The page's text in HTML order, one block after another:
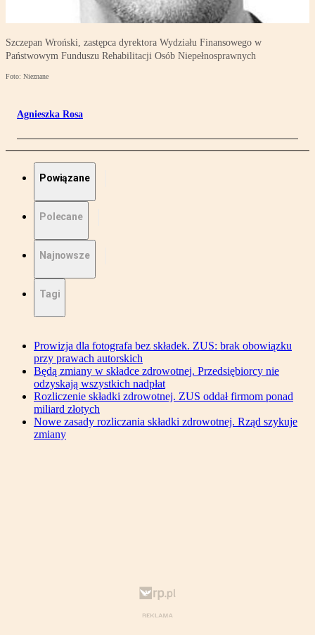
Szczepan Wroński, zastępca dyrektora Wydziału Finansowego w
Państwowym Funduszu Rehabilitacji Osób Niepełnosprawnych
Foto: Nieznane
Agnieszka Rosa
Powiązane
Polecane
Najnowsze
Tagi
Prowizja dla fotografa bez składek. ZUS: brak obowiązku
przy prawach autorskich
Będą zmiany w składce zdrowotnej. Przedsiębiorcy nie
odzyskają wszystkich nadpłat
Rozliczenie składki zdrowotnej. ZUS oddał firmom ponad
miliard złotych
Nowe zasady rozliczania składki zdrowotnej. Rząd szykuje
zmiany